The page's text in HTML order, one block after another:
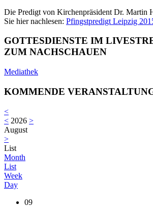
Die Predigt von Kirchenpräsident Dr. Martin
Sie hier nachlesen: Pfingstpredigt Leipzig
GOTTESDIENSTE IM
ZUM NACHSCHAUEN
Mediathek
KOMMENDE
<
< 2026 >
August
>
List
Month
List
Week
Day
09